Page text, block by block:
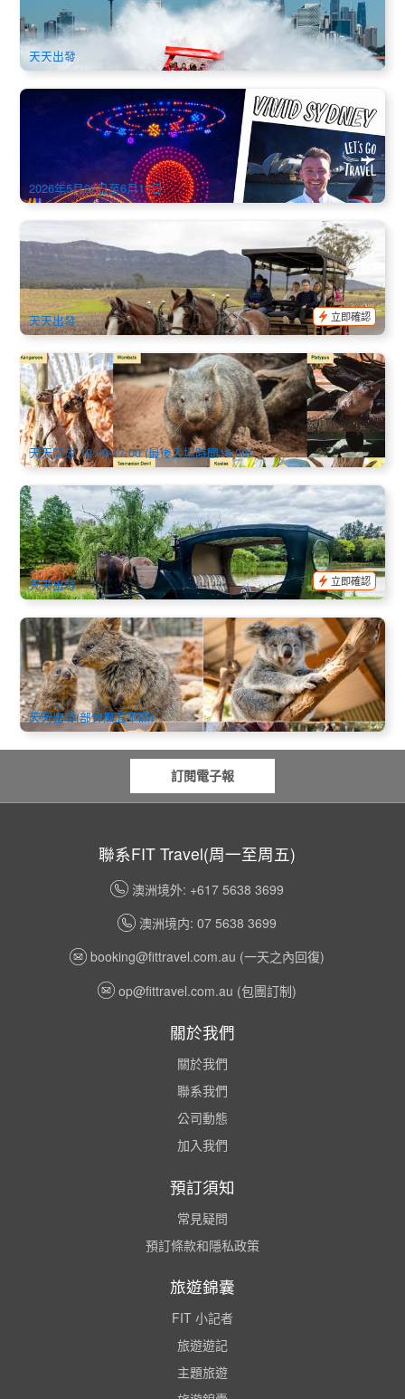
2.7k 已預訂
AUD $87.00 $89.00
SYD04245
天天出發
Vivid Sydney華燈初上 | 繽紛悉尼燈光音樂節 觀光遊船夜遊
(無人機秀可選)
1.1k 已預訂
65.00 67.00
SYD04046
2026年5月22日至6月13日
獵人谷馬車遊｜Hunter Valley 45 分鐘馬車體驗
92 已預訂
AUD $60.00
SYD04141
天天出發
立即確認
票券 | 悉尼市區達令港 動物園門票 | 加值考拉早餐可選
（Wildlife Sydney Zoo)
1.1k 已預訂
AUD $46.00 $48.00
SYD04803
天天開放 10:00-17:00 (最後入場時間16:00)
醉愛獵人谷｜Hunter Valley 浪漫私人馬車+葡萄酒品酒之旅(雙
人私人包團)
48 已預訂
AUD $1,185.00 $1,200.00
SYD04143
天天出發
立即確認
費瑟戴爾野生動物園門票｜Featherdale Wildlife Park | 悉尼・
藍山地區
977 已預訂
AUD $40.00 $44.00
SYD04205
天天出發(部分周五不開)
訂閱電子報
聯系FIT Travel(周一至周五)
澳洲境外: +617 5638 3699
澳洲境内: 07 5638 3699
booking@fittravel.com.au (一天之內回復)
op@fittravel.com.au (包團訂制)
關於我們
關於我們
聯系我們
公司動態
加入我們
預訂須知
常見疑問
預訂條款和隱私政策
旅遊錦囊
FIT 小記者
旅遊遊記
主題旅遊